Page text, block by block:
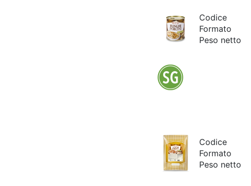
Codice
Formato
Peso netto
Codice
Formato
Peso netto